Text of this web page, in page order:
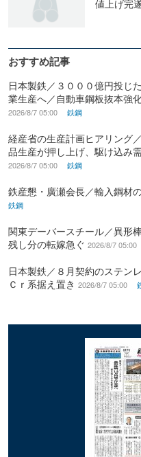
値上げ完
おすすめ記事
日本製鉄／３０００億円投じ
業生産へ／自動車鋼板抜本強
2026/8/7 05:00 鉄鋼
経産省の生産計画ヒアリング
品生産が押し上げ、駆け込み
2026/8/7 05:00 鉄鋼
鉄産懇・廣瀬会長／輸入鋼材
鉄鋼
関東デーバースチール／異形
残し分の転嫁急ぐ 2026/8/7 05:00
日本製鉄／８月契約のステン
Ｃｒ系据え置き 2026/8/7 05:00